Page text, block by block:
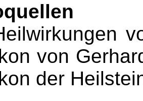
von
der